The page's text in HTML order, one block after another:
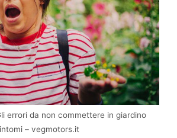
errori da non commettere in giardino
– vegmotors.it